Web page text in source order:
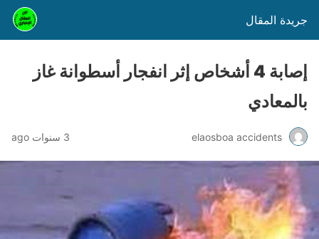
جريدة المقال
إصابة 4 أشخاص إثر انفجار أسطوانة غاز
بالمعادي
elaosboa accidents 3 سنوات ago